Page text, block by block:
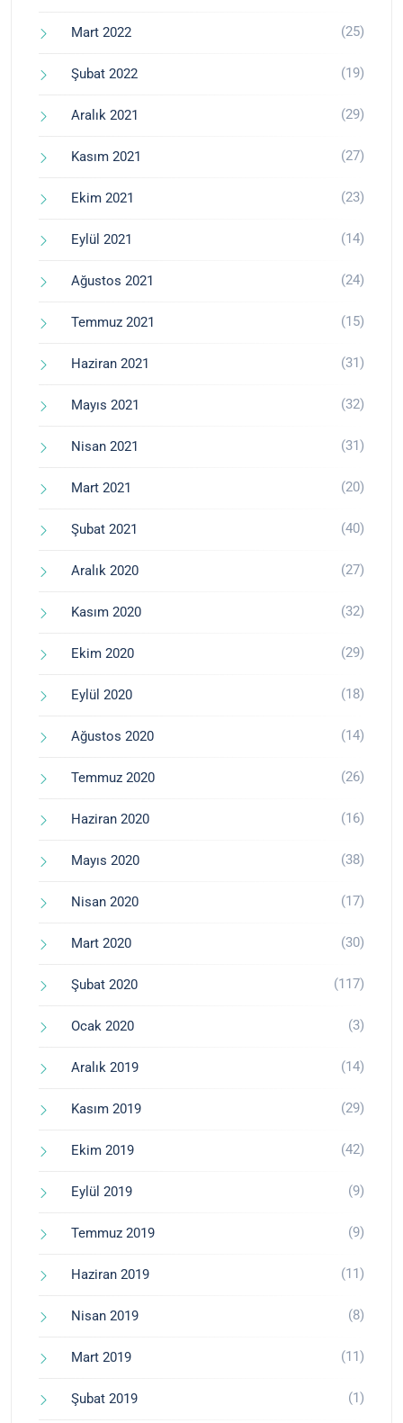
Mart 2022 (25)
Şubat 2022 (19)
Aralık 2021 (29)
Kasım 2021 (27)
Ekim 2021 (23)
Eylül 2021 (14)
Ağustos 2021 (24)
Temmuz 2021 (15)
Haziran 2021 (31)
Mayıs 2021 (32)
Nisan 2021 (31)
Mart 2021 (20)
Şubat 2021 (40)
Aralık 2020 (27)
Kasım 2020 (32)
Ekim 2020 (29)
Eylül 2020 (18)
Ağustos 2020 (14)
Temmuz 2020 (26)
Haziran 2020 (16)
Mayıs 2020 (38)
Nisan 2020 (17)
Mart 2020 (30)
Şubat 2020 (117)
Ocak 2020 (3)
Aralık 2019 (14)
Kasım 2019 (29)
Ekim 2019 (42)
Eylül 2019 (9)
Temmuz 2019 (9)
Haziran 2019 (11)
Nisan 2019 (8)
Mart 2019 (11)
Şubat 2019 (1)